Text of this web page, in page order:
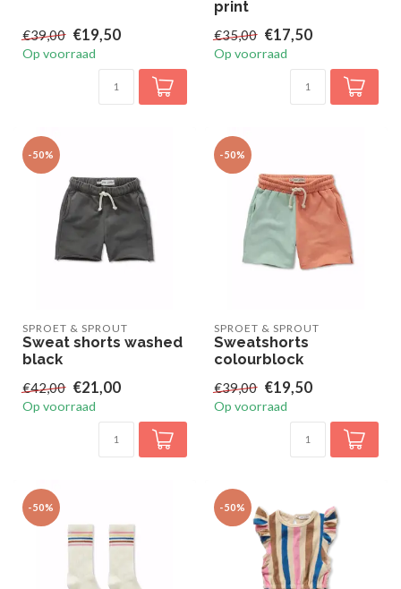
€39,00 €19,50
Op voorraad
print
€35,00 €17,50
Op voorraad
-50%
SPROET & SPROUT
Sweat shorts washed
black
€42,00 €21,00
Op voorraad
-50%
SPROET & SPROUT
Sweatshorts
colourblock
€39,00 €19,50
Op voorraad
-50% -50%